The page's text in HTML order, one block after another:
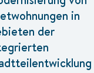
in
der